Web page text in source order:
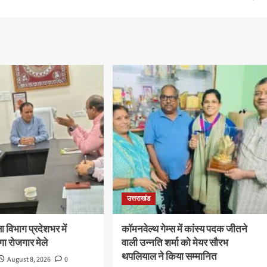
विभाग प्रदेशभर में
रोजगार मेले
August 8, 2026 0
उत्तराखंड
कॉमनवेल्थ गेम्स में कांस्य पदक जीतने
वाली उन्नति शर्मा को मेयर सौरभ
थपलियाल ने किया सम्मानित